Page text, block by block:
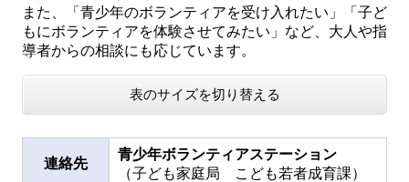
また、「青少年のボランティアを受け入れたい」「子ど
もにボランティアを体験させてみたい」など、大人や指
導者からの相談にも応じています。
表のサイズを切り替える
連絡先
青少年ボランティアステーション
（子ども家庭局 こども若者成育課）